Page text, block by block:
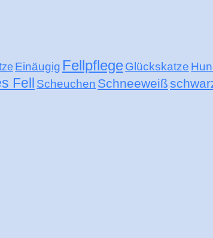
Einäugig FellpflegeGlückskatze
Fell Scheuchen Schneeweiß